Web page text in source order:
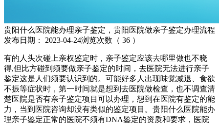
贵阳什么医院能办理亲子鉴定，贵阳医院做亲子鉴定办理流程
发布日期：
2023-04-24浏览次数（ 36 ）
有的人头次碰上亲权鉴定时，亲子鉴定应该去哪里做也不晓
得,但比方碰到须要做亲子鉴定的时间，去医院无法进行亲子
鉴定这是人们须要认识到的。可能好多人出现味觉减退、食欲
不振等症状时，第一时间就是想到去医院做检查，也不调查清
楚医院是否有亲子鉴定项目可以办理，想到在医院有鉴定的能
力，当到医院咨询却没有类似的鉴定项目。贵阳什么医院能办
理亲子鉴定正常的医院不须有DNA鉴定的资质和要求，医院